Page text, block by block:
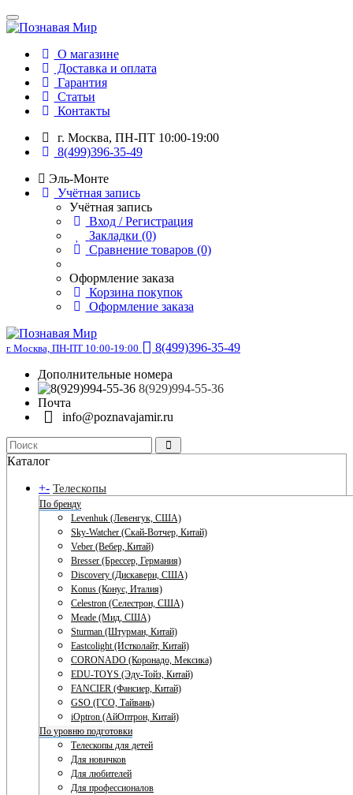
О магазине
Доставка и оплата
Гарантия
Статьи
Контакты
г. Москва, ПН-ПТ 10:00-19:00
8(499)396-35-49
Эль-Монте
Учётная запись
Учётная запись
Вход / Регистрация
Закладки (0)
Сравнение товаров (0)
Оформление заказа
Корзина покупок
Оформление заказа
г. Москва, ПН-ПТ 10:00-19:00
8(499)396-35-49
Дополнительные номера
8(929)994-55-36
Почта
info@poznavajamir.ru
Каталог
+- Телескопы
По бренду
Levenhuk (Левенгук, США)
Sky-Watcher (Скай-Вотчер, Китай)
Veber (Вебер, Китай)
Bresser (Брессер, Германия)
Discovery (Дискавери, США)
Konus (Конус, Италия)
Celestron (Селестрон, США)
Meade (Мид, США)
Sturman (Штурман, Китай)
Eastcolight (Истколайт, Китай)
CORONADO (Коронадо, Мексика)
EDU-TOYS (Эду-Тойз, Китай)
FANCIER (Фансиер, Китай)
GSO (ГСО, Тайвань)
iOptron (АйОптрон, Китай)
По уровню подготовки
Телескопы для детей
Для новичков
Для любителей
Для профессионалов